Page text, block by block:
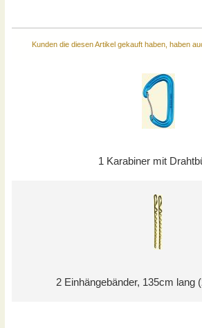
Kunden die diesen Artikel gekauft haben, haben
1 Karabiner mit
2 Einhängebänder, 135cm lang